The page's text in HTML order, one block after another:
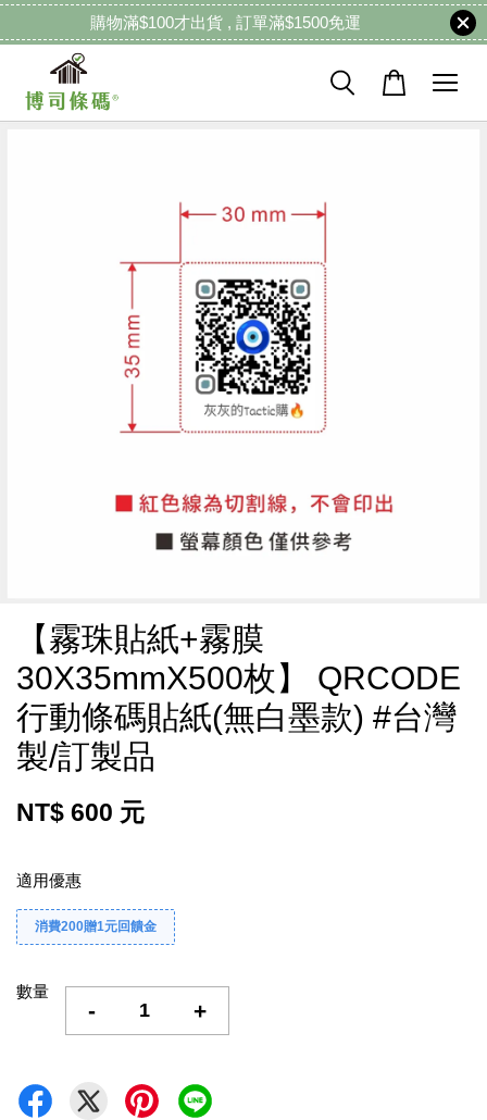
購物滿$100才出貨 , 訂單滿$1500免運
【霧珠貼紙+霧膜
30X35mmX500枚】 QRCODE
行動條碼貼紙(無白墨款) #台灣
製/訂製品
NT$ 600 元
適用優惠
消費200贈1元回饋金
數量
- +